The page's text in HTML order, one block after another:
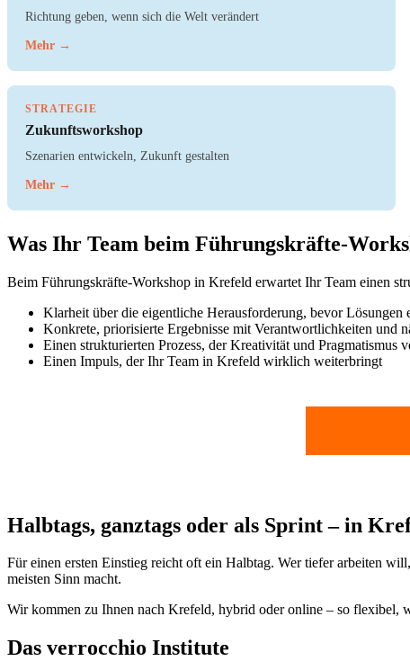
Richtung geben, wenn sich die Welt verändert
Mehr →
STRATEGIE
Zukunftsworkshop
Szenarien entwickeln, Zukunft gestalten
Mehr →
Was Ihr Team beim Führungskräfte-
Beim Führungskräfte-Workshop in Krefeld erwartet Ihr Team einen
Klarheit über die eigentliche Herausforderung, bevor Lösungen
Konkrete, priorisierte Ergebnisse mit Verantwortlichkeiten und
Einen strukturierten Prozess, der Kreativität und Pragmatismus
Einen Impuls, der Ihr Team in Krefeld wirklich weiterbringt
Halbtags, ganztags oder als Sprint – in
Für einen ersten Einstieg reicht oft ein Halbtag. Wer tiefer arbeiten
meisten Sinn macht.
Wir kommen zu Ihnen nach Krefeld, hybrid oder online – so flexibel,
Das verrocchio Institute